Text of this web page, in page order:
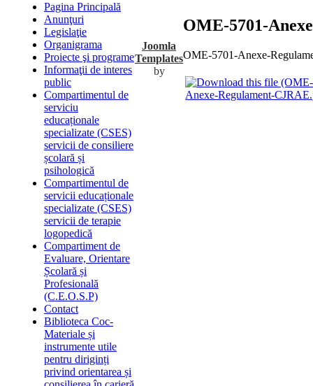
Pagina Principală
Anunţuri
Legislaţie
Organigrama
Proiecte şi programe
Informaţii de interes
public
Compartimentul de
serviciu
educaționale
specializate (CSES)
servicii de consiliere
școlară și
psihologică
Compartimentul de
servicii educaționale
specializate (CSES)
servicii de terapie
logopedică
Compartiment de
Evaluare, Orientare
Școlară și
Profesională
(C.E.O.S.P)
Contact
Biblioteca Coc-
Materiale și
instrumente utile
pentru diriginți
privind orientarea și
OME-5701-
OME-5701-Anexe-
Anexe-Regulament-
Joomla
Templates
by